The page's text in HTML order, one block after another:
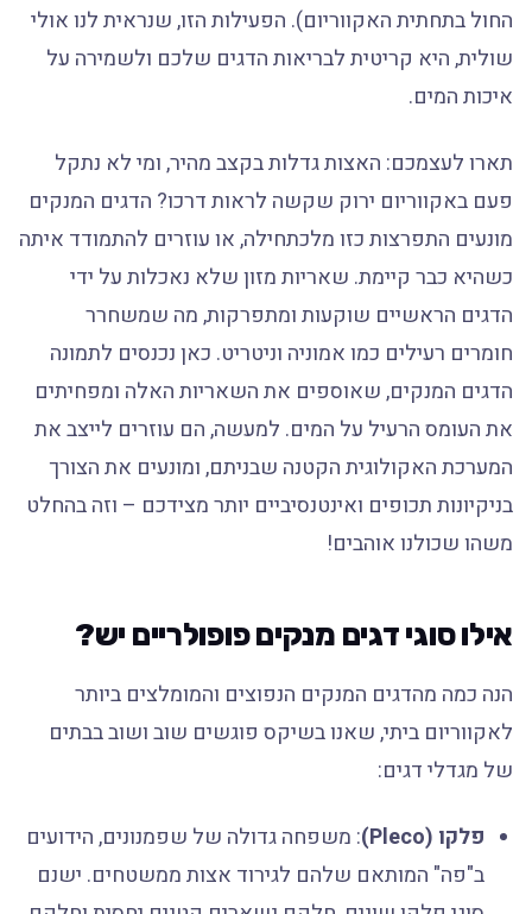
החול בתחתית האקווריום). הפעילות הזו, שנראית לנו אולי
שולית, היא קריטית לבריאות הדגים שלכם ולשמירה על
איכות המים.
תארו לעצמכם: האצות גדלות בקצב מהיר, ומי לא נתקל
פעם באקווריום ירוק שקשה לראות דרכו? הדגים המנקים
מונעים התפרצות כזו מלכתחילה, או עוזרים להתמודד איתה
כשהיא כבר קיימת. שאריות מזון שלא נאכלות על ידי
הדגים הראשיים שוקעות ומתפרקות, מה שמשחרר
חומרים רעילים כמו אמוניה וניטריט. כאן נכנסים לתמונה
הדגים המנקים, שאוספים את השאריות האלה ומפחיתים
את העומס הרעיל על המים. למעשה, הם עוזרים לייצב את
המערכת האקולוגית הקטנה שבניתם, ומונעים את הצורך
בניקיונות תכופים ואינטנסיביים יותר מצידכם – וזה בהחלט
משהו שכולנו אוהבים!
אילו סוגי דגים מנקים פופולריים יש?
הנה כמה מהדגים המנקים הנפוצים והמומלצים ביותר
לאקווריום ביתי, שאנו בשיקס פוגשים שוב ושוב בבתים
של מגדלי דגים:
פלקו (Pleco)
: משפחה גדולה של שפמנונים, הידועים
ב"פה" המותאם שלהם לגירוד אצות ממשטחים. ישנם